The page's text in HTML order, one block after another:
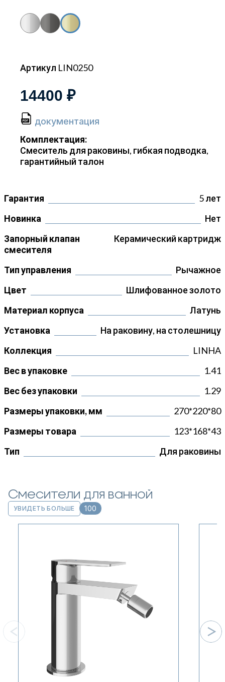
Артикул LIN0250
14400 ₽
документация
Комплектация:
Смеситель для раковины, гибкая подводка,
гарантийный талон
Гарантия
5 лет
Новинка
Нет
Запорный клапан
смесителя
Керамический картридж
Тип управления
Рычажное
Цвет
Шлифованное золото
Материал корпуса
Латунь
Установка
На раковину, на столешницу
Коллекция
LINHA
Вес в упаковке
1.41
Вес без упаковки
1.29
Размеры упаковки, мм
270*220*80
Размеры товара
123*168*43
Тип
Для раковины
Смесители для ванной
УВИДЕТЬ БОЛЬШЕ 100